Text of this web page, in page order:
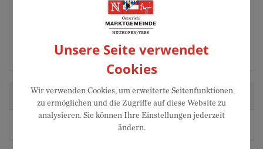
Auf Google Maps anzeigen
Veranstalter
NÖs Senioren Ortsgruppe Neuhofen
Unsere Seite verwendet
Cookies
Wir verwenden Cookies, um erweiterte Seitenfunktionen
zu ermöglichen und die Zugriffe auf diese Website zu
analysieren. Sie können Ihre Einstellungen jederzeit
ändern.